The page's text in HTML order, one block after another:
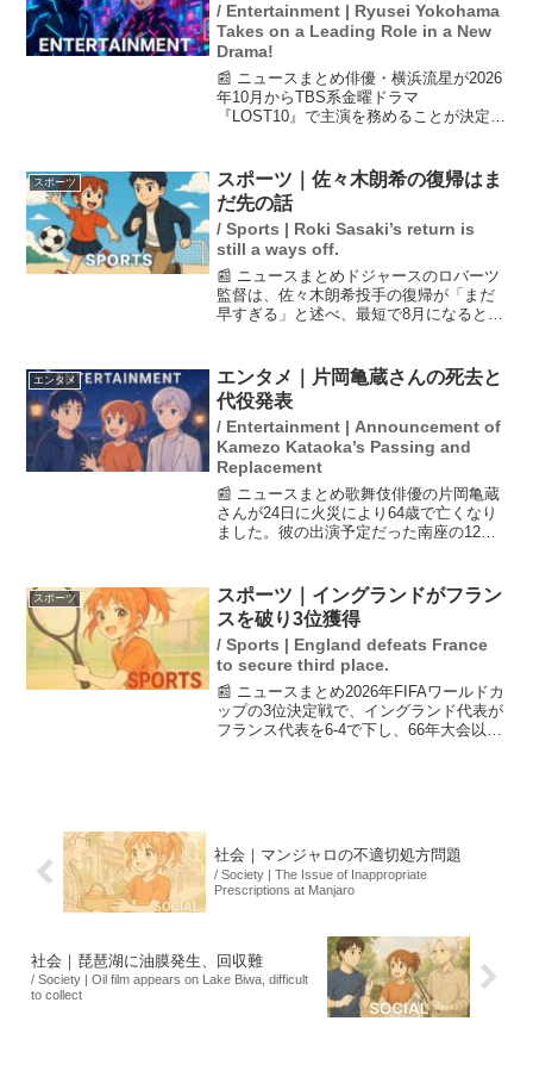
/ Entertainment | Ryusei Yokohama
Takes on a Leading Role in a New
Drama!
📰 ニュースまとめ俳優・横浜流星が2026
年10月からTBS系金曜ドラマ
『LOST10』で主演を務めることが決定し
ン・プライム帯での単独主演は初めての
試みです。脚本は映画...
スポーツ
スポーツ｜佐々木朗希の復帰はま
だ先の話
/ Sports | Roki Sasaki’s return is
still a ways off.
📰 ニュースまとめドジャースのロバーツ
監督は、佐々木朗希投手の復帰が「まだ
早すぎる」と述べ、最短で8月になるとの
時間を要するとしています。朗希選手の
球速復活についても...
エンタメ
エンタメ｜片岡亀蔵さんの死去と
代役発表
/ Entertainment | Announcement of
Kamezo Kataoka’s Passing and
Replacement
📰 ニュースまとめ歌舞伎俳優の片岡亀蔵
さんが24日に火災により64歳で亡くなり
ました。彼の出演予定だった南座の12月
さんを偲ぶ声が広がる中、演目は予定通
りに上演される予...
スポーツ
スポーツ｜イングランドがフラン
スを破り3位獲得
/ Sports | England defeats France
to secure third place.
📰 ニュースまとめ2026年FIFAワールドカ
ップの3位決定戦で、イングランド代表が
フランス代表を6-4で下し、66年大会以来
社会｜マンジャロの不適切処方問題
/ Society | The Issue of Inappropriate
Prescriptions at Manjaro
社会｜琵琶湖に油膜発生、回収難
/ Society | Oil film appears on Lake Biwa, difficult
to collect